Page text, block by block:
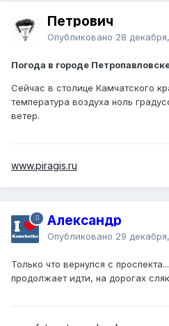
Петрович
Опубликовано 28
Погода в городе
Сейчас в столице Камчатского
температура воздуха ноль
ветер.
www.piragis.ru
Александр
Опубликовано 29
Только что вернулся с
продолжает идти, на дорогах